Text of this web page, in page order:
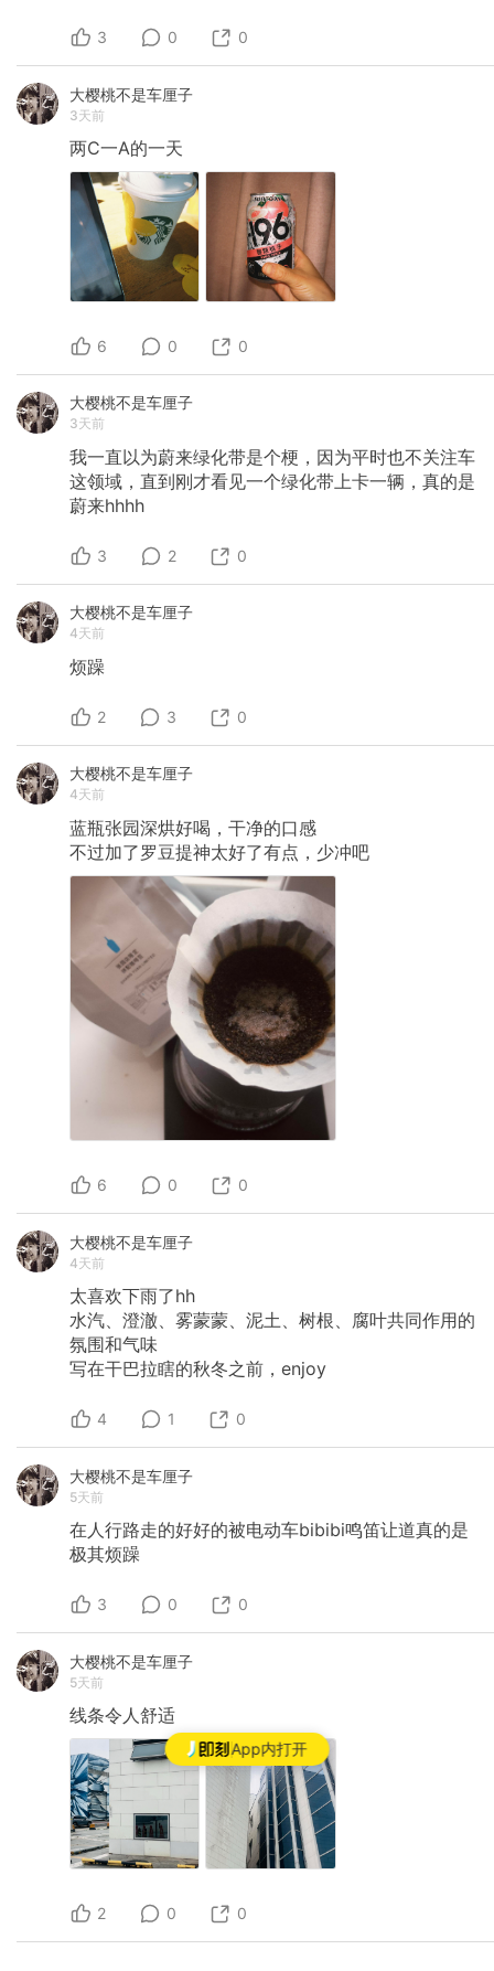
App内打开
3 0 0
大樱桃不是车厘子
3天前
两C一A的一天
6 0 0
大樱桃不是车厘子
3天前
我一直以为蔚来绿化带是个梗，因为平时也不关注车
这领域，直到刚才看见一个绿化带上卡一辆，真的是
蔚来hhhh
3 2 0
大樱桃不是车厘子
4天前
烦躁
2 3 0
大樱桃不是车厘子
4天前
蓝瓶张园深烘好喝，干净的口感
不过加了罗豆提神太好了有点，少冲吧
6 0 0
大樱桃不是车厘子
4天前
太喜欢下雨了hh
水汽、澄澈、雾蒙蒙、泥土、树根、腐叶共同作用的
氛围和气味
写在干巴拉瞎的秋冬之前，enjoy
4 1 0
大樱桃不是车厘子
5天前
在人行路走的好好的被电动车bibibi鸣笛让道真的是
极其烦躁
3 0 0
大樱桃不是车厘子
5天前
线条令人舒适
2 0 0